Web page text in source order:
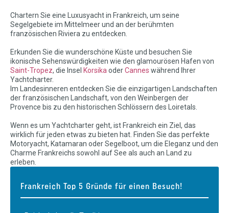
Chartern Sie eine Luxusyacht in Frankreich, um seine
Segelgebiete im Mittelmeer und an der berühmten
französischen Riviera zu entdecken.
Erkunden Sie die wunderschöne Küste und besuchen Sie
ikonische Sehenswürdigkeiten wie den glamourösen Hafen von
Saint-Tropez, die Insel Korsika oderCannes während Ihrer
Yachtcharter.
Im Landesinneren entdecken Sie die einzigartigen Landschaften
der französischen Landschaft, von den Weinbergen der
Provence bis zu den historischen Schlössern des Loiretals.
Wenn es um Yachtcharter geht, ist Frankreich ein Ziel, das
wirklich für jeden etwas zu bieten hat. Finden Sie das perfekte
Motoryacht, Katamaran oder Segelboot, um die Eleganz und den
Charme Frankreichs sowohl auf See als auch an Land zu
erleben.
Frankreich Top 5 Gründe für einen Besuch!